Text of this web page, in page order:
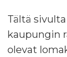
Tältä
kaupungin
olevat